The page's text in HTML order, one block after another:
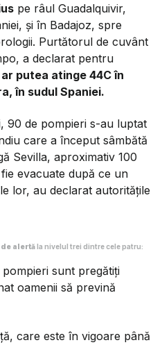
pe râul Guadalquivir,
și în Badajoz, spre
Purtătorul de cuvânt
a declarat pentru
putea atinge 44C în
în sudul Spaniei.
90 de pompieri s-au luptat
care a început sâmbătă
Sevilla, aproximativ 100
evacuate după ce un
lor, au declarat autoritățile
alertăla nivelul trei dintre cele patru:
sunt pregătiți
oamenii să prevină
care este în vigoare până